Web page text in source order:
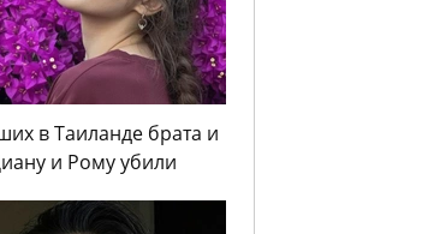
в Таиланде брата и
и Рому убили